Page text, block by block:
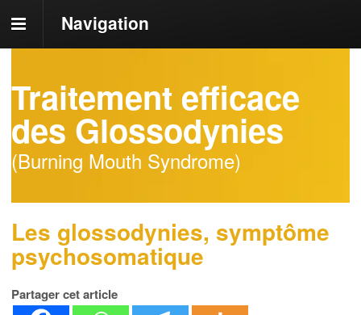
Navigation
Traitement efficace
des Glossodynies
(Burning Mouth Syndrome)
Les glossodynies, symptôme
psychosomatique
Partager cet article